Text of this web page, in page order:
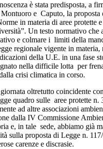
è stata predisposta, a
e Caputo, la proposta
in materia di aree protette e
Un testo normativo che
e colmare i limiti della
regionale vigente in materia,
della U.E. in una fase
nella difficile lotta per
crisi climatica in corso.
oltretutto coincidente
quadro sulle aree protette n.
ad altre associazioni
dalla IV Commissione
e, in tale sede, abbiamo già
sulla proposta di Legge n.
carenze e discrasie.